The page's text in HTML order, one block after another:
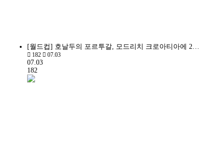
[월드컵] 호날두의 포르투갈, 모드리치 크로아티아에 2…
182 07.03
07.03
182